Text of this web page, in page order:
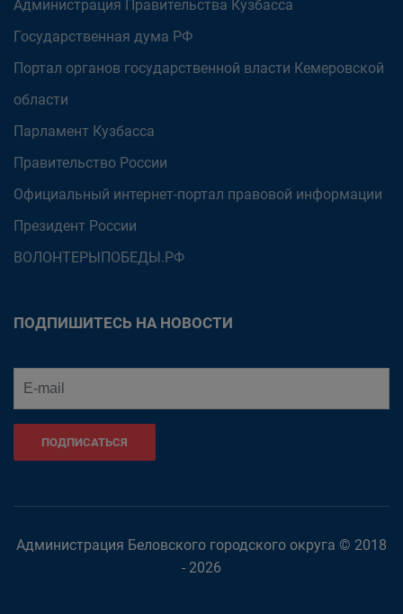
Администрация Правительства Кузбасса
Государственная дума РФ
Портал органов государственной власти Кемеровской
области
Парламент Кузбасса
Правительство России
Официальный интернет-портал правовой информации
Президент России
ВОЛОНТЕРЫПОБЕДЫ.РФ
ПОДПИШИТЕСЬ НА НОВОСТИ
ПОДПИСАТЬСЯ
Администрация Беловского городского округа © 2018
- 2026